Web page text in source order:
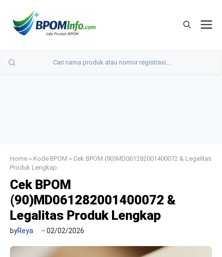
Home » Kode BPOM » Cek BPOM (90)MD061282001400072 & Legalitas
Produk Lengkap
Cek BPOM
(90)MD061282001400072 &
Legalitas Produk Lengkap
byReya 02/02/2026